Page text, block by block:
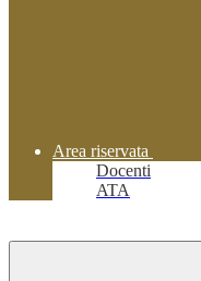
Area riservata
Docenti
ATA